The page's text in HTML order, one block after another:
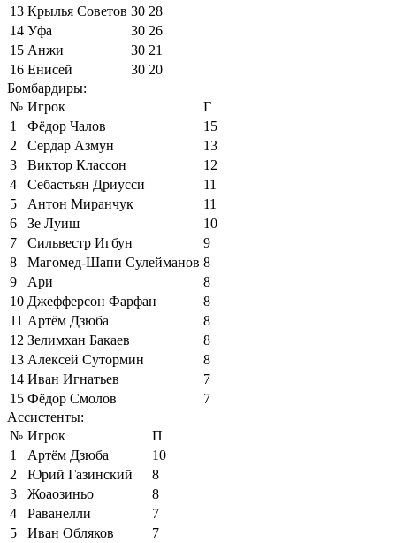
13 Крылья Советов 30 28
14 Уфа 30 26
15 Анжи 30 21
16 Енисей 30 20
Бомбардиры:
№ Игрок
Г
1
Фёдор Чалов
15
2
Сердар Азмун
13
3
Виктор Классон
12
4
Себастьян Дриусси
11
5
Антон Миранчук
11
6
Зе Луиш
10
7
Сильвестр Игбун
9
8
Магомед-Шапи Сулейманов 8
9
Ари
8
10 Джефферсон Фарфан
8
11 Артём Дзюба
8
12 Зелимхан Бакаев
8
13 Алексей Сутормин
8
14 Иван Игнатьев
7
15 Фёдор Смолов
7
Ассистенты:
№ Игрок
П
1
Артём Дзюба
10
2
Юрий Газинский
8
3
Жоаозиньо
8
4
Раванелли
7
5
Иван Обляков
7